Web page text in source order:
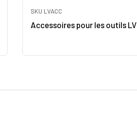
SKU LVACC
Accessoires pour les outils LV